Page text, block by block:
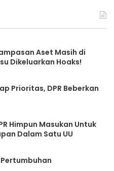
Aset Masih di
Dikeluarkan Hoaks!
Prioritas, DPR Beberkan
Himpun Masukan Untuk
Dalam Satu UU